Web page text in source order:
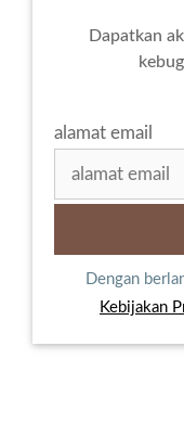
Dapatkan
alamat email
Dengan
Kebijakan